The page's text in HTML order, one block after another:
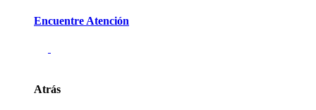
Encuentre Atención
Atrás